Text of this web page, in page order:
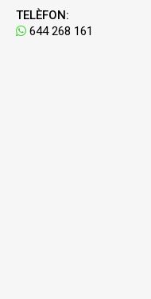
TELÈFON:
644 268 161